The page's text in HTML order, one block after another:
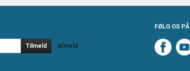
Tilmeld Afmeld
FØLG OS PÅ